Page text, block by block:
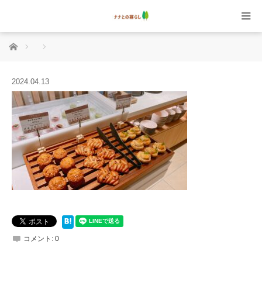
ホーム
2024.04.13
コメント: 0